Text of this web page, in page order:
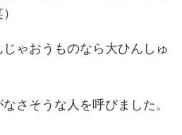
ゃおうものなら大ひんしゅ
さそうな人を呼びました。